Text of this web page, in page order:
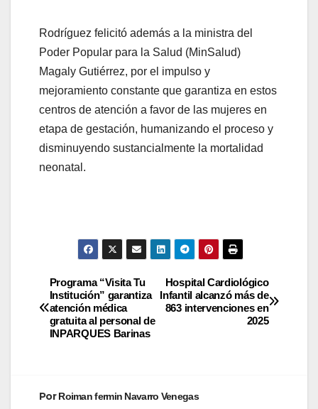
Rodríguez felicitó además a la ministra del
Poder Popular para la Salud (MinSalud)
Magaly Gutiérrez, por el impulso y
mejoramiento constante que garantiza en estos
centros de atención a favor de las mujeres en
etapa de gestación, humanizando el proceso y
disminuyendo sustancialmente la mortalidad
neonatal.
Hospital Cardiológico
Infantil alcanzó más de
863 intervenciones en
2025
Programa “Visita Tu
Institución” garantiza
atención médica
gratuita al personal de
INPARQUES Barinas
PorRoiman fermin Navarro Venegas